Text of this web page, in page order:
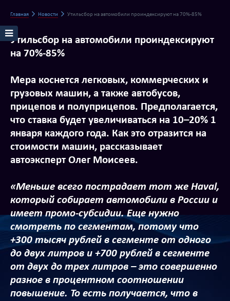
Главная Новости Утильсбор на автомобили проиндексируют на 70%-85%
Утильсбор на автомобили проиндексируют
на 70%-85%
Мера коснется легковых, коммерческих и
грузовых машин, а также автобусов,
прицепов и полуприцепов. Предполагается,
что ставка будет увеличиваться на 10–20% 1
января каждого года. Как это отразится на
стоимости машин, рассказывает
автоэксперт Олег Моисеев.
«Меньше всего пострадает тот же Haval,
который собирает автомобили в России и
имеет промо-субсидии. Еще нужно
смотреть по сегментам, потому что
+300 тысяч рублей в сегменте от одного
до двух литров и +700 рублей в сегменте
от двух до трех литров – это совершенно
разное в процентном соотношении
повышение. То есть получается, что в